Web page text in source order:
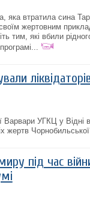
яка втратила сина
своїм жертовним
тим, які вбили
Варвари УГКЦ у Відні
жертв
під час